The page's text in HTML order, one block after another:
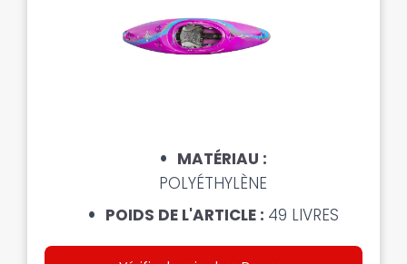
MATÉRIAU :
POLYÉTHYLÈNE
POIDS DE L'ARTICLE : 49 LIVRES